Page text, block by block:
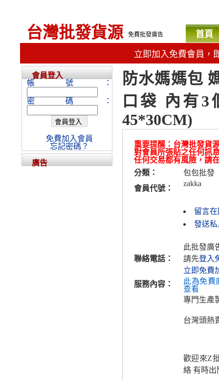
台灣批發貨源 免費批發廣告 首頁
立即加入免費會員，
防水媽媽包
口袋 內有3
45*30CM)
重要提醒：台灣批發貨
對會員所張貼之任何訊
任何交易都有風險，請
分類：
包包批發
會員代號：
zakka
留言
發送私
聯絡電話：
此批發廣
請先登入
立即免費
服務內容：
此為免費
查看
專門生產
台灣頭熱
歡迎來Z
絡 有時出
會員登入
帳號：
密碼：
免費加入會員
忘記密碼？
廣告